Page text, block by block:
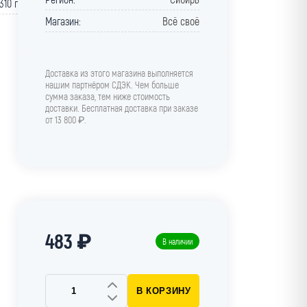
310 г
Магазин:
Всё своё
Доставка из этого магазина выполняется
нашим партнёром СДЭК. Чем больше
сумма заказа, тем ниже стоимость
доставки. Бесплатная доставка при заказе
от 13 800 ₽.
483 ₽ В наличии
В КОРЗИНУ